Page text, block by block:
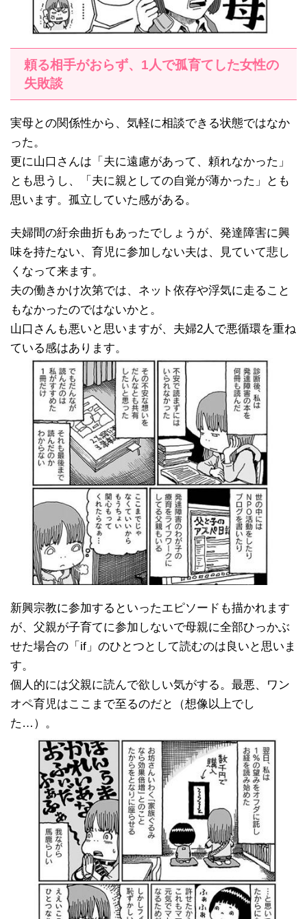
頼る相手がおらず、1人で孤育てした女性の
失敗談
実母との関係性から、気軽に相談できる状態ではなか
った。
更に山口さんは「夫に遠慮があって、頼れなかった」
とも思うし、「夫に親としての自覚が薄かった」とも
思います。孤立していた感がある。
夫婦間の紆余曲折もあったでしょうが、発達障害に興
味を持たない、育児に参加しない夫は、見ていて悲し
くなって来ます。
夫の働きかけ次第では、ネット依存や浮気に走ること
もなかったのではないかと。
山口さんも悪いと思いますが、夫婦2人で悪循環を重ね
ている感はあります。
新興宗教に参加するといったエピソードも描かれます
が、父親が子育てに参加しないで母親に全部ひっかぶ
せた場合の「if」のひとつとして読むのは良いと思いま
す。
個人的には父親に読んで欲しい気がする。最悪、ワン
オペ育児はここまで至るのだと（想像以上でし
た…）。